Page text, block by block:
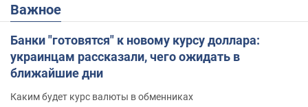
Важное
Банки "готовятся" к новому курсу доллара:
украинцам рассказали, чего ожидать в
ближайшие дни
Каким будет курс валюты в обменниках